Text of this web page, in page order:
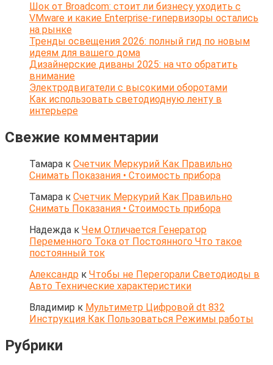
Шок от Broadcom: стоит ли бизнесу уходить с
VMware и какие Enterprise-гипервизоры остались
на рынке
Тренды освещения 2026: полный гид по новым
идеям для вашего дома
Дизайнерские диваны 2025: на что обратить
внимание
Электродвигатели с высокими оборотами
Как использовать светодиодную ленту в
интерьере
Свежие комментарии
Тамара к Счетчик Меркурий Как Правильно
Снимать Показания • Стоимость прибора
Тамара к Счетчик Меркурий Как Правильно
Снимать Показания • Стоимость прибора
Надежда к Чем Отличается Генератор
Переменного Тока от Постоянного Что такое
постоянный ток
Александр к Чтобы не Перегорали Светодиоды в
Авто Технические характеристики
Владимир к Мультиметр Цифровой dt 832
Инструкция Как Пользоваться Режимы работы
Рубрики